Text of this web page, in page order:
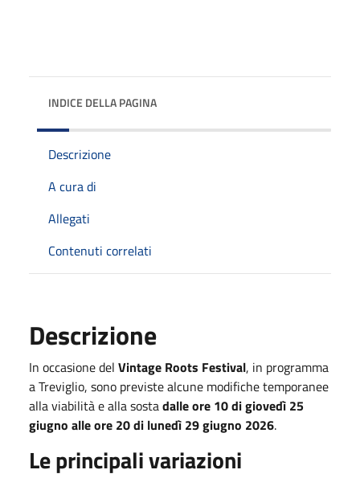
INDICE DELLA PAGINA
Descrizione
A cura di
Allegati
Contenuti correlati
Descrizione
In occasione del Vintage Roots Festival, in programma
a Treviglio, sono previste alcune modifiche temporanee
alla viabilità e alla sostadalle ore 10 di giovedì 25
giugno alle ore 20 di lunedì 29 giugno 2026.
Le principali variazioni